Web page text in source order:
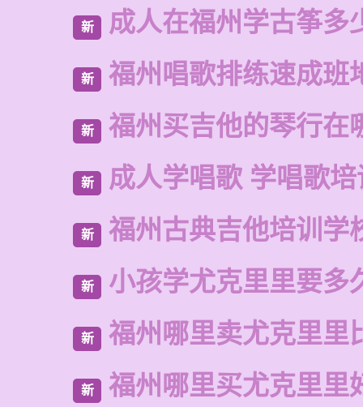
新 成人在福州学古筝多
新 福州唱歌排练速成班
新 福州买吉他的琴行在
新 成人学唱歌 学唱歌
新 福州古典吉他培训学
新 小孩学尤克里里要多
新 福州哪里卖尤克里里
新 福州哪里买尤克里里